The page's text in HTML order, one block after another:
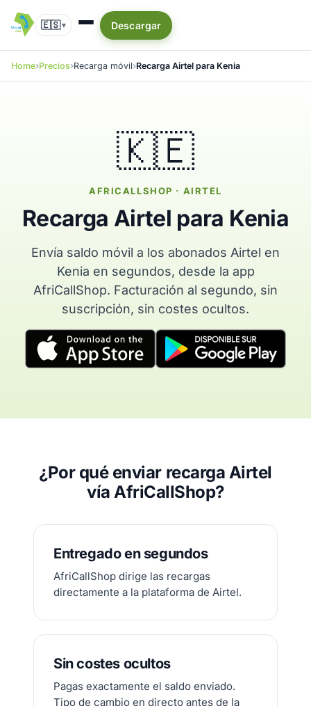
🇪🇸▾ Descargar
Home Precios Recarga móvil Recarga Airtel para Kenia
🇰🇪
AFRICALLSHOP · AIRTEL
Recarga Airtel para Kenia
Envía saldo móvil a los abonados Airtel en
Kenia en segundos, desde la app
AfriCallShop. Facturación al segundo, sin
suscripción, sin costes ocultos.
¿Por qué enviar recarga Airtel
vía AfriCallShop?
Entregado en segundos
AfriCallShop dirige las recargas
directamente a la plataforma de Airtel.
Sin costes ocultos
Pagas exactamente el saldo enviado.
Tipo de cambio en directo antes de la